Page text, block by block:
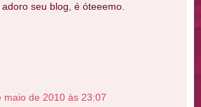
seu blog, é óteeemo.
maio de 2010 às 23:07